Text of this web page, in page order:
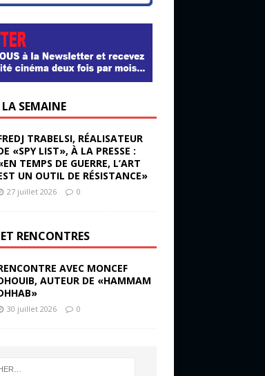
SEMAINE
TRABELSI, RÉALISATEUR
«SPY LIST», À LA PRESSE :
TEMPS DE GUERRE, L’ART
UN OUTIL DE RÉSISTANCE»
27 juillet 2026 0
RENCONTRES
AVEC MONCEF
AUTEUR DE «HAMMAM
30 juillet 2026 0